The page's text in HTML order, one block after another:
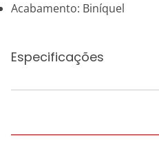
Acabamento: Biníquel
Especificações